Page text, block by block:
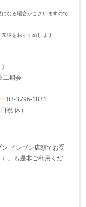
なる場合がございますので
場をおすすめします
二期会
03-3796-1831
祝 休）
-イレブン店頭でお受
」も是非ご利用くだ